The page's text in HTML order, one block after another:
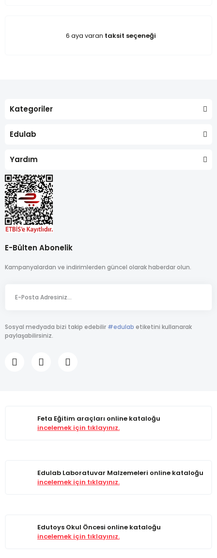
6 aya varan taksit seçeneği
Kategoriler
Edulab
Yardım
E-Bülten Abonelik
Kampanyalardan ve indirimlerden güncel olarak haberdar olun.
Sosyal medyada bizi takip edebilir #edulab etiketini kullanarak
paylaşabilirsiniz.
Feta Eğitim araçları online kataloğu
incelemek için tıklayınız.
Edulab Laboratuvar Malzemeleri online kataloğu
incelemek için tıklayınız.
Edutoys Okul Öncesi online kataloğu
incelemek için tıklayınız.